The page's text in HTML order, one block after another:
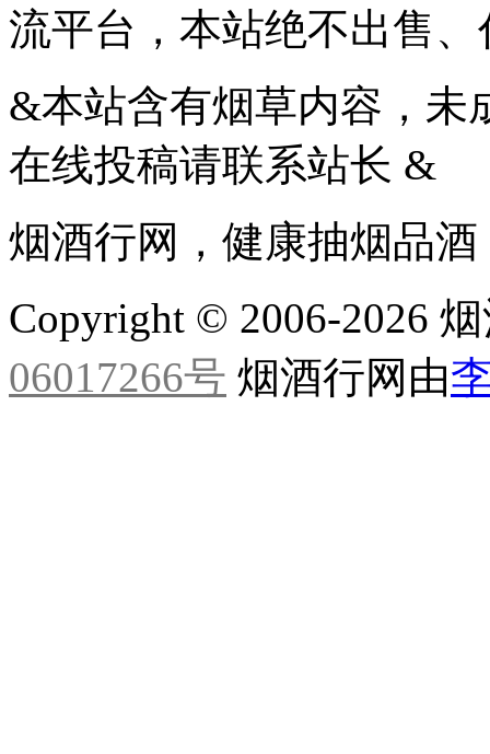
流平台，本站绝不出售
&本站含有烟草内容，未
在线投稿请联系站长 &
烟酒行网，健康抽烟品
Copyright © 2006-2026
06017266号 烟酒行网由